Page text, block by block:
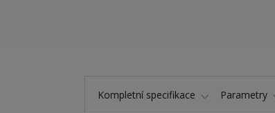
Kompletní specifikace Parametry